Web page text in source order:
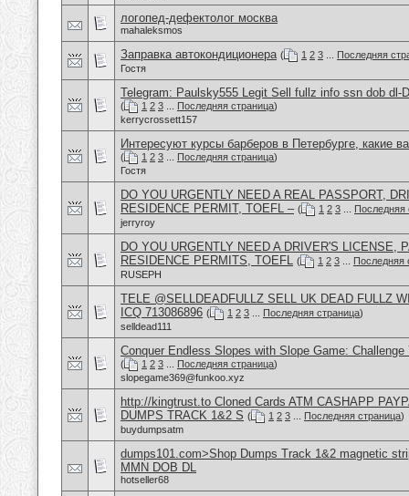
логопед-дефектолог москва
mahaleksmos
Заправка автокондиционера ( 1 2 3
Последняя
Гостя
Telegram: Paulsky555 Legit Sell fullz info ssn dob dl-
( 1 2 3 Последняя страница)
kerrycrossett157
Интересуют курсы барберов в Петербурге, какие
( 1 2 3 Последняя страница)
Гостя
DO YOU URGENTLY NEED A REAL PASSPORT,
RESIDENCE PERMIT, TOEFL – ( 1 2 3
Последняя
jerryroy
DO YOU URGENTLY NEED A DRIVER'S LICENSE,
RESIDENCE PERMITS, TOEFL ( 1 2 3
Последняя
RUSEPH
TELE @SELLDEADFULLZ SELL UK DEAD FULLZ
ICQ 713086896 ( 1 2 3 Последняя страница)
selldead111
Conquer Endless Slopes with Slope Game:
( 1 2 3 Последняя страница)
slopegame369@funkoo.xyz
http://kingtrust.to Cloned Cards ATM CASHAPP
DUMPS TRACK 1&2 S ( 1 2 3 Последняя страница)
buydumpsatm
dumps101.com>Shop Dumps Track 1&2 magnetic
MMN DOB DL
hotseller68